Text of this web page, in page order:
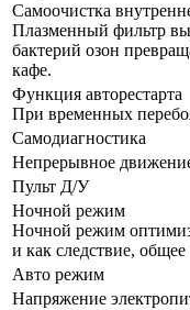
Самоочистка
Плазменный фильтр
бактерий озон
кафе.
Функция авторестарта
При временных
Самодиагностика
Непрерывное
Пульт Д/У
Ночной режим
Ночной режим
и как следствие,
Авто режим
Напряжение